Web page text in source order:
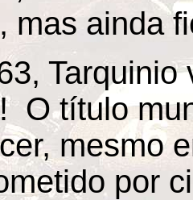
mas ainda
O título
mesmo
por